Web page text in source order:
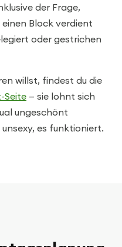
der Frage,
Block verdient
oder gestrichen
willst, findest du die
Seite — sie lohnt sich
ungeschönt
es funktioniert.